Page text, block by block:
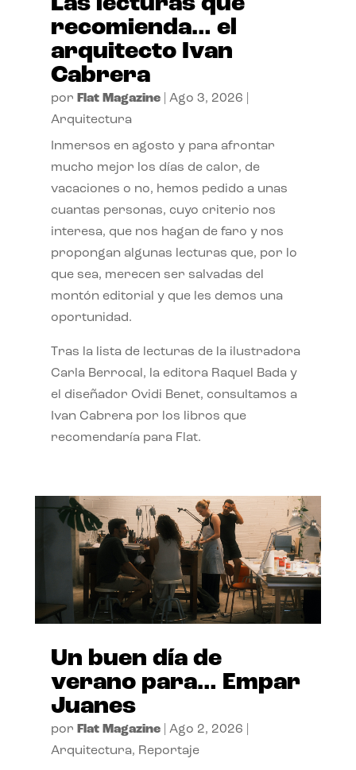
recomienda… el
arquitecto Ivan
Cabrera
por Flat Magazine| Ago 3, 2026
Arquitectura
Inmersos en agosto y para afrontar
mucho mejor los días de calor, de
vacaciones o no, hemos pedido a unas
cuantas personas, cuyo criterio nos
interesa, que nos hagan de faro y nos
propongan algunas lecturas que, por lo
que sea, merecen ser salvadas del
montón editorial y que les demos una
oportunidad.
Tras la lista de lecturas de la ilustradora
Carla Berrocal, la editora Raquel Bada y
el diseñador Ovidi Benet, consultamos a
Ivan Cabrera por los libros que
recomendaría para Flat.
Un buen día de
verano para… Empar
Juanes
por Flat Magazine| Ago 2, 2026
Arquitectura, Reportaje